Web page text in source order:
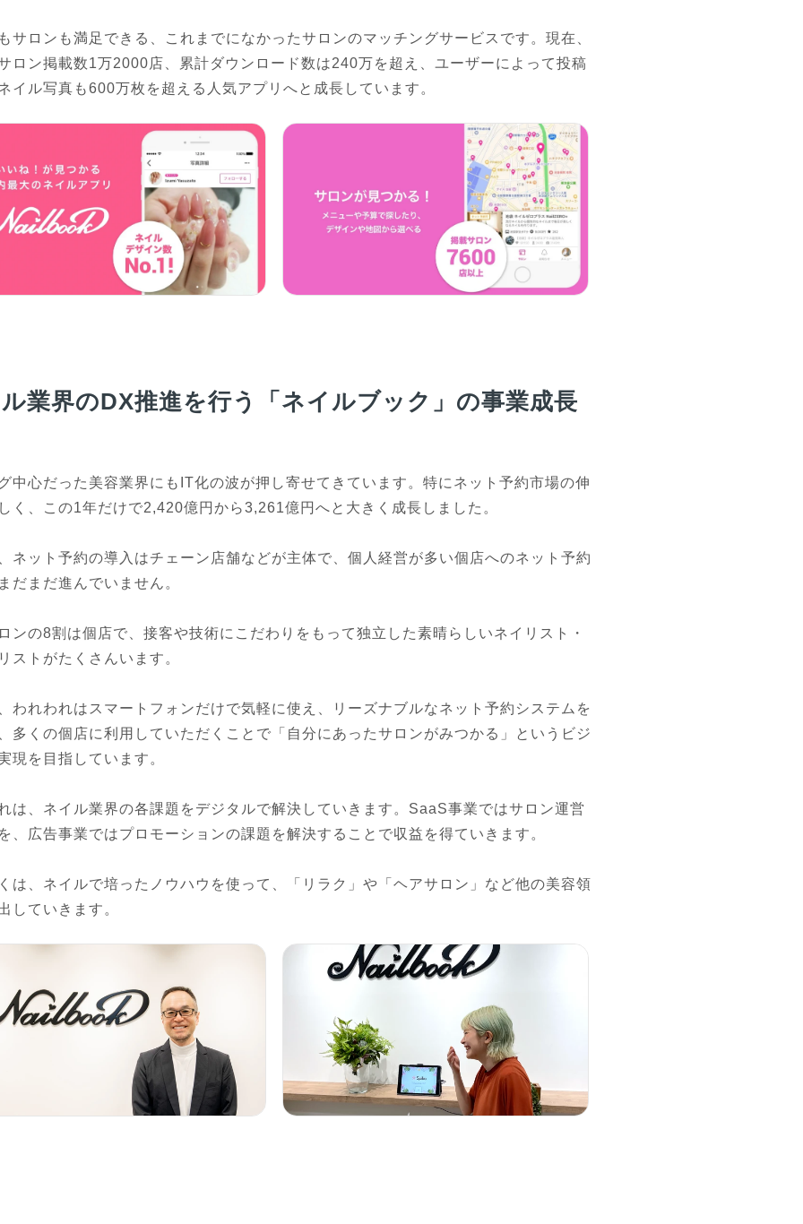
サロンも満足できる、これまでになかったサロンのマッチングサービスです。現在、
ロン掲載数1万2000店、累計ダウンロード数は240万を超え、ユーザーによって投稿
イル写真も600万枚を超える人気アプリへと成長しています。
業界のDX推進を行う「ネイルブック」の事業成長
中心だった美容業界にもIT化の波が押し寄せてきています。特にネット予約市場の伸
く、この1年だけで2,420億円から3,261億円へと大きく成長しました。
ネット予約の導入はチェーン店舗などが主体で、個人経営が多い個店へのネット予約
だまだ進んでいません。
ンの8割は個店で、接客や技術にこだわりをもって独立した素晴らしいネイリスト・
ストがたくさんいます。
われわれはスマートフォンだけで気軽に使え、リーズナブルなネット予約システムを
多くの個店に利用していただくことで「自分にあったサロンがみつかる」というビジ
現を目指しています。
は、ネイル業界の各課題をデジタルで解決していきます。SaaS事業ではサロン運営
、広告事業ではプロモーションの課題を解決することで収益を得ていきます。
は、ネイルで培ったノウハウを使って、「リラク」や「ヘアサロン」など他の美容領
していきます。